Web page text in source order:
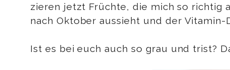
zieren jetzt Früchte, die mich so richtig
nach Oktober aussieht und der
Ist es bei euch auch so grau und trist?